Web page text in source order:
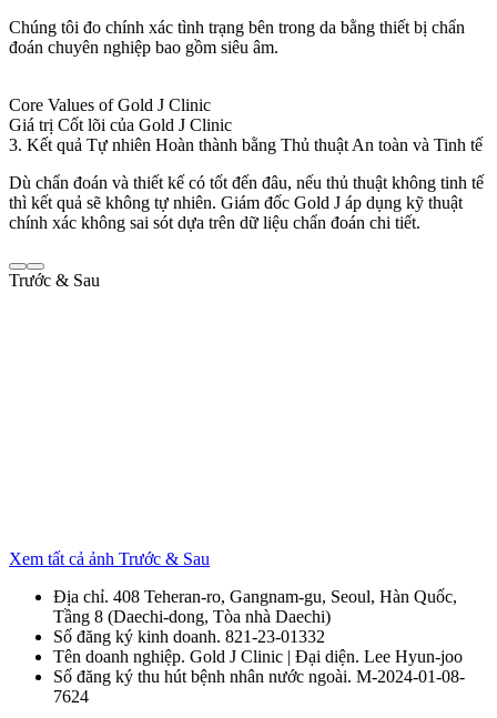
Chúng tôi đo chính xác tình trạng bên trong da bằng thiết bị chẩn
đoán chuyên nghiệp bao gồm siêu âm.
Core Values of Gold J Clinic
Giá trị Cốt lõi của Gold J Clinic
3. Kết quả Tự nhiên Hoàn thành bằng Thủ thuật An toàn và Tinh tế
Dù chẩn đoán và thiết kế có tốt đến đâu, nếu thủ thuật không tinh tế
thì kết quả sẽ không tự nhiên. Giám đốc Gold J áp dụng kỹ thuật
chính xác không sai sót dựa trên dữ liệu chẩn đoán chi tiết.
Trước & Sau
Xem tất cả ảnh Trước & Sau
Địa chỉ. 408 Teheran-ro, Gangnam-gu, Seoul, Hàn Quốc,
Tầng 8 (Daechi-dong, Tòa nhà Daechi)
Số đăng ký kinh doanh. 821-23-01332
Tên doanh nghiệp. Gold J Clinic | Đại diện. Lee Hyun-joo
Số đăng ký thu hút bệnh nhân nước ngoài. M-2024-01-08-
7624